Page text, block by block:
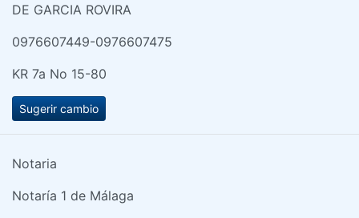
DE GARCIA ROVIRA
0976607449-0976607475
KR 7a No 15-80
Sugerir cambio
Notaria
Notaría 1 de Málaga